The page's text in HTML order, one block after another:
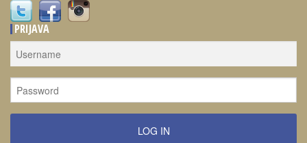
PRIJAVA
LOG IN